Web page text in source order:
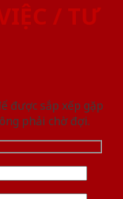
/ TƯ
được sắp xếp gặp
phải chờ đợi.